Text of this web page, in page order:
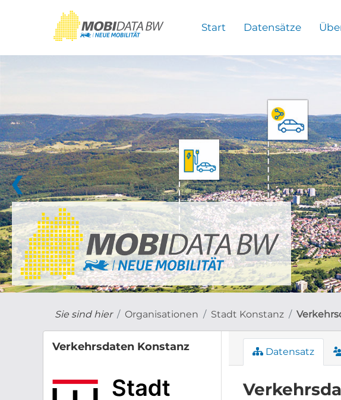
Start Datensätze
❮
Sie sind hier Organisationen Stadt Konstanz
Verkehrsdaten Konstanz Datensatz